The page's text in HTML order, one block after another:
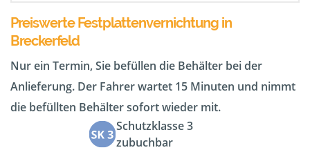
Preiswerte Festplattenvernichtung in
Breckerfeld
Nur ein Termin, Sie befüllen die Behälter bei der
Anlieferung. Der Fahrer wartet 15 Minuten und nimmt
die befüllten Behälter sofort wieder mit.
Schutzklasse 3
zubuchbar